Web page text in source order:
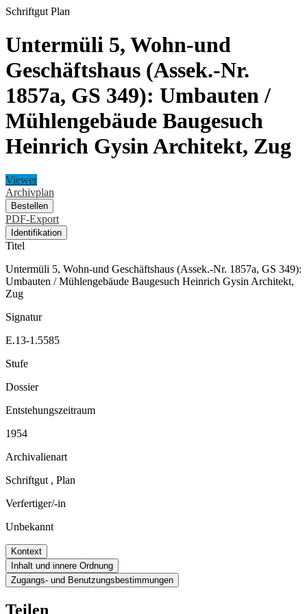
Schriftgut Plan
Untermüli 5, Wohn-und
Geschäftshaus (Assek.-Nr.
1857a, GS 349): Umbauten /
Mühlengebäude Baugesuch
Heinrich Gysin Architekt, Zug
Viewer
Archivplan
Bestellen
PDF-Export
Identifikation
Titel
Untermüli 5, Wohn-und Geschäftshaus (Assek.-Nr. 1857a, GS 349):
Umbauten / Mühlengebäude Baugesuch Heinrich Gysin Architekt,
Zug
Signatur
E.13-1.5585
Stufe
Dossier
Entstehungszeitraum
1954
Archivalienart
Schriftgut , Plan
Verfertiger/-in
Unbekannt
Kontext
Inhalt und innere Ordnung
Zugangs- und Benutzungsbestimmungen
Teilen